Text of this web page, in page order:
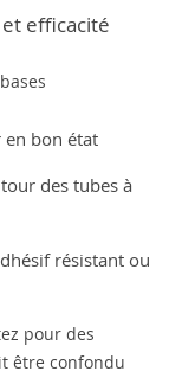
efficacité
en bon état
des tubes à
résistant ou
pour des
être confondu